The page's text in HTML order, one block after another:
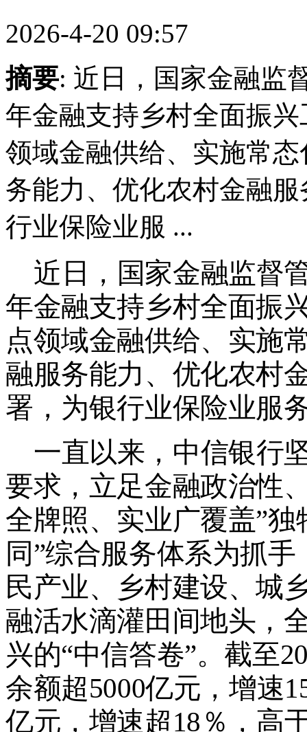
2026-4-20 09:57
摘要: 近日，国家金融监
年金融支持乡村全面振
领域金融供给、实施常
务能力、优化农村金融
行业保险业服 ...
近日，国家金融监督
年金融支持乡村全面振
点领域金融供给、实施
融服务能力、优化农村
署，为银行业保险业服
一直以来， 中信银行
要求，立足金融政治性
全牌照、实业广覆盖”独
同”综合服务体系为抓
民产业、乡村建设、城
融活水滴灌田间地头，
兴的“中信答卷”。截至
余额超5000亿元，增速
亿元，增速超18 ％，高